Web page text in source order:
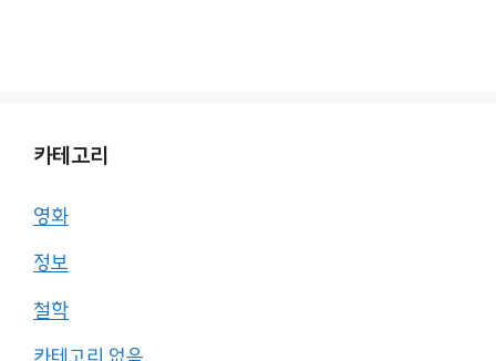
카테고리
영화
정보
철학